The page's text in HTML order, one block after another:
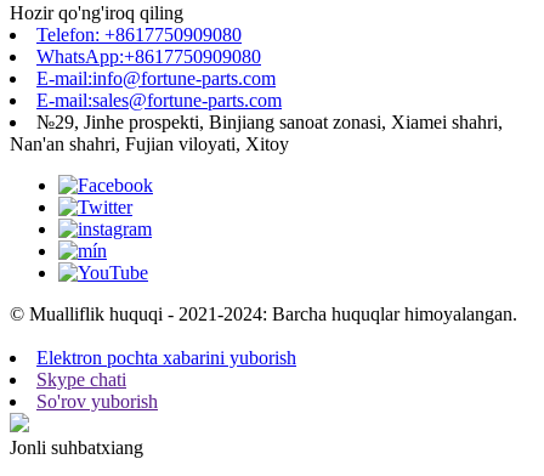
Hozir qo'ng'iroq qiling
Telefon: +8617750909080
WhatsApp:+8617750909080
E-mail:info@fortune-parts.com
E-mail:sales@fortune-parts.com
№29, Jinhe prospekti, Binjiang sanoat zonasi, Xiamei shahri,
Nan'an shahri, Fujian viloyati, Xitoy
© Mualliflik huquqi - 2021-2024: Barcha huquqlar himoyalangan.
Elektron pochta xabarini yuborish
Skype chati
So'rov yuborish
Jonli suhbatxiang